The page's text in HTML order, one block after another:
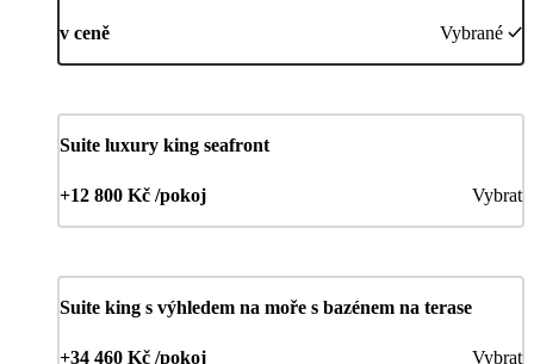
v ceně Vybrané
Suite luxury king seafront
+12 800 Kč /pokoj Vybrat
Suite king s výhledem na moře s bazénem na terase
+34 460 Kč /pokoj Vybrat